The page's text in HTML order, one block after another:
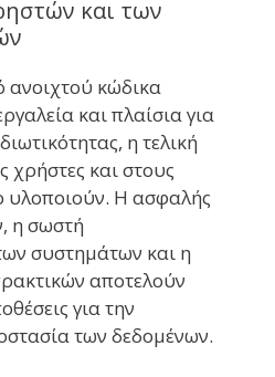
και των
ανοιχτού κώδικα
και πλαίσια για
η τελική
χρήστες και στους
υλοποιούν. Η ασφαλής
η σωστή
συστημάτων και η
αποτελούν
για την
των δεδομένων.